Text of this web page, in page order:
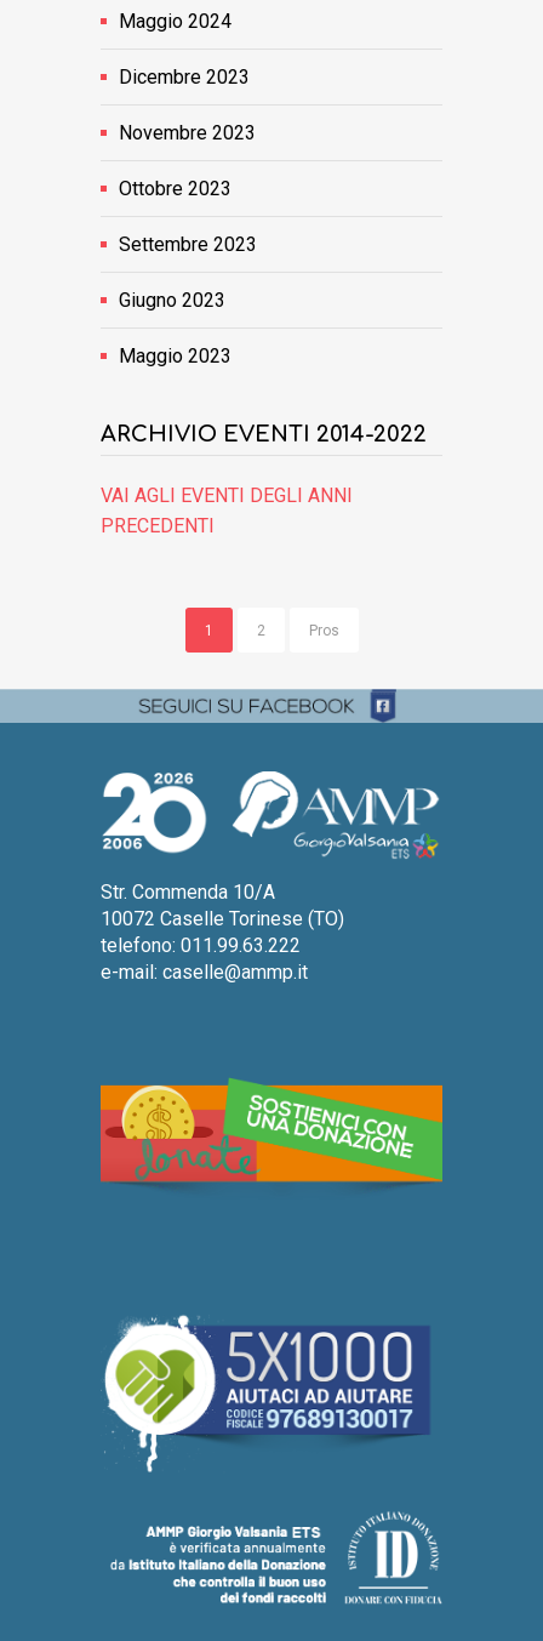
Maggio 2024
Dicembre 2023
Novembre 2023
Ottobre 2023
Settembre 2023
Giugno 2023
Maggio 2023
ARCHIVIO EVENTI 2014-2022
VAI AGLI EVENTI DEGLI ANNI
PRECEDENTI
1 2 Pros
Str. Commenda 10/A
10072 Caselle Torinese (TO)
telefono: 011.99.63.222
e-mail: caselle@ammp.it